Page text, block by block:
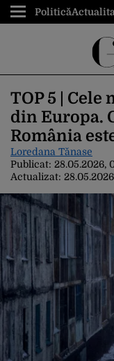
Politică
TOP 5 |
din Europa.
România
Loredana Tănase
Publicat: 28.05.2026,
Actualizat: